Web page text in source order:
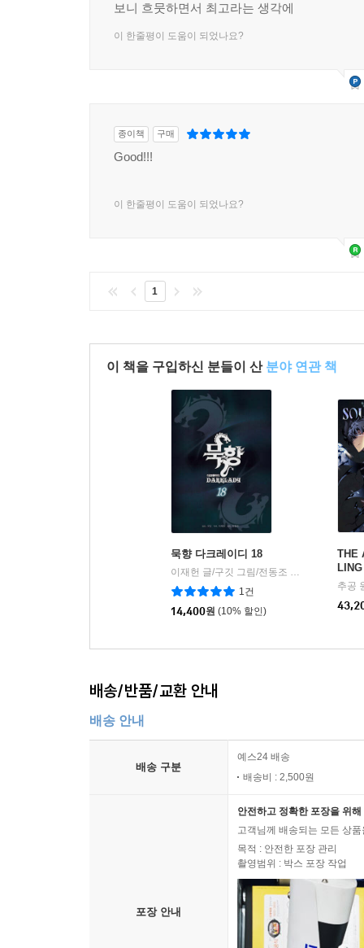
보니 흐뭇하면서 최고라는 생각에
이 한줄평이 도움이 되었나요?
종이책 구매
Good!!!
이 한줄평이 도움이 되었나요?
1
이 책을 구입하신 분들이 산 분야 연관 책
묵향 다크레이디 18
이재헌 글/구깃 그림/전동조 원저
학산문화
1건
14,400원 (10% 할인)
THE
벨업
추공
배송/반품/교환 안내
배송 안내
배송 구분
예스24 배송
배송비 : 2,500원
포장 안내
안전하고 정확한 포장을 위
고객님께 배송되는 모든 상
목적 : 안전한 포장 관리
촬영범위 : 박스 포장 작업